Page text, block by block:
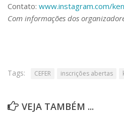
Contato: www.instagram.com/
Com informações dos
Tags: CEFER inscrições abertas
VEJA TAMBÉM ...